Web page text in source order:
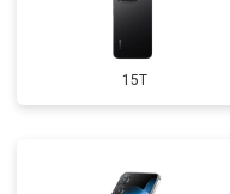
15T